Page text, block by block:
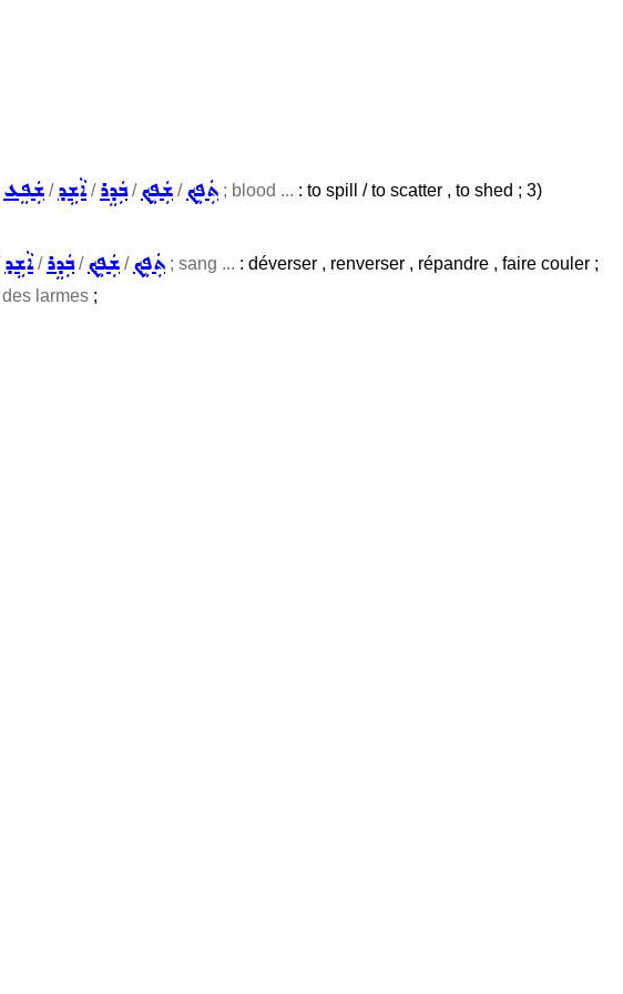
ܫܲܦܸܥ /ܐܵܫܹܕ/ܒܲܕܸܪ/ܫܲܦܸܟ݂ /ܬܲܦܸܟ݂ ; blood ... : to spill / to scatter , to shed ; 3)
ܐܵܫܹܕ/ܒܲܕܸܪ/ܫܲܦܸܟ݂ /ܬܲܦܸܟ݂ ; sang ... : déverser , renverser , répandre , faire couler ;
des larmes ;